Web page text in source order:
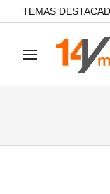
common.go-to-content
TEMAS
Navegación